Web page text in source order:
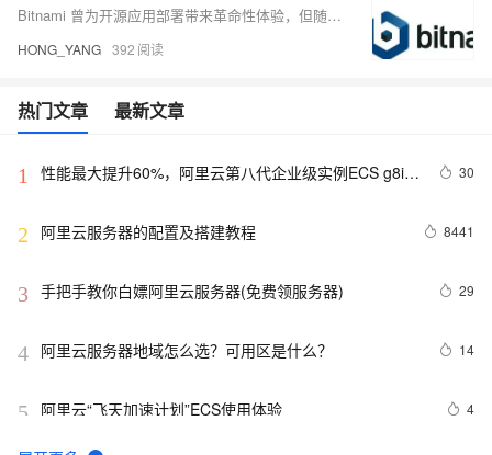
Bitnami 曾为开源应用部署带来革命性体验，但随着 Docker 成熟与战略转向云原生，其单机多应用支持逐渐弱化。面对多应用管理分散、资源冲突、运维工具缺失等痛点，Websoft9 应运而生，提供一键部署、统一管理、智能调度等能力，全面优化单服务器多应用运维体验，成为 Bitnami 的理想继任者。
HONG_YANG 392
热门文章 最新文章
1
性能最大提升60%，阿里云第八代企业级实例ECS g8i正
30
2 阿里云服务器的配置及搭建教程 8441
3 手把手教你白嫖阿里云服务器(免费领服务器) 29
4 阿里云服务器地域怎么选？可用区是什么？ 14
5 阿里云“飞天加速计划”ECS使用体验 4